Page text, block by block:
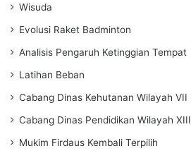
Wisuda
Evolusi Raket Badminton
Analisis Pengaruh Ketinggian Tempat
Latihan Beban
Cabang Dinas Kehutanan Wilayah VII
Cabang Dinas Pendidikan Wilayah XIII
Mukim Firdaus Kembali Terpilih